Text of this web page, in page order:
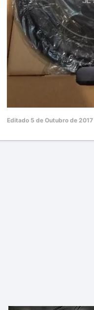
Editado 5 de Outubro de 2017